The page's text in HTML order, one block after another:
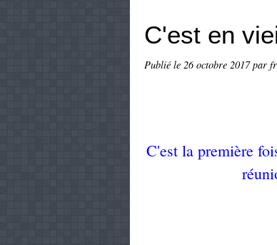
C'est en
Publié le 26 octobre 2017par
C'est la première